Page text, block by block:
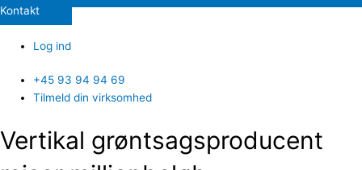
Kontakt
Log ind
+45 93 94 94 69
Tilmeld din virksomhed
Vertikal grøntsagsproducent